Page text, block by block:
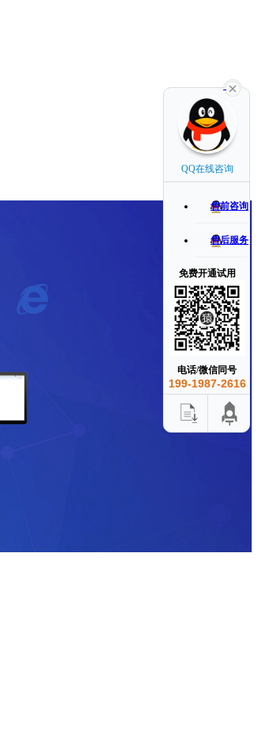
QQ在线咨询
售前咨询
售后服务
免费开通试用
电话/微信同号
199-1987-2616